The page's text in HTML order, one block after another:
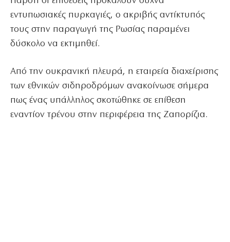
εντυπωσιακές πυρκαγιές, ο ακριβής αντίκτυπός
τους στην παραγωγή της Ρωσίας παραμένει
δύσκολο να εκτιμηθεί.
Από την ουκρανική πλευρά, η εταιρεία διαχείρισης
των εθνικών σιδηροδρόμων ανακοίνωσε σήμερα
πως ένας υπάλληλος σκοτώθηκε σε επίθεση
εναντίον τρένου στην περιφέρεια της Ζαπορίζια.